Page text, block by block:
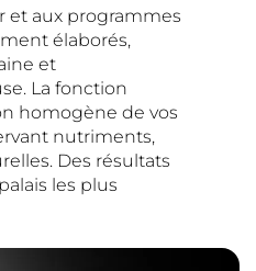
et aux programmes
élaborés,
et
La fonction
homogène de vos
nutriments,
Des résultats
les plus